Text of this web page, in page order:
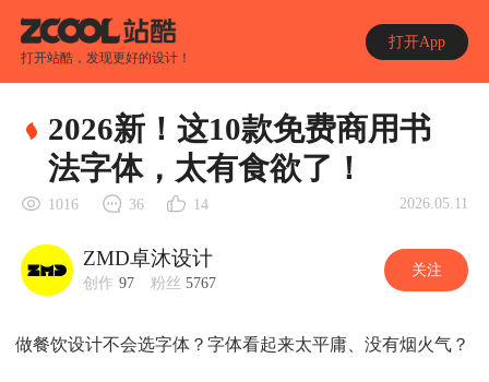
打开站酷，发现更好的设计！
打开App
2026新！这10款免费商用书
法字体，太有食欲了！
1016 36 14 2026.05.11
ZMD卓沐设计
创作 97 粉丝 5767
关注
做餐饮设计不会选字体？字体看起来太平庸、没有烟火气？